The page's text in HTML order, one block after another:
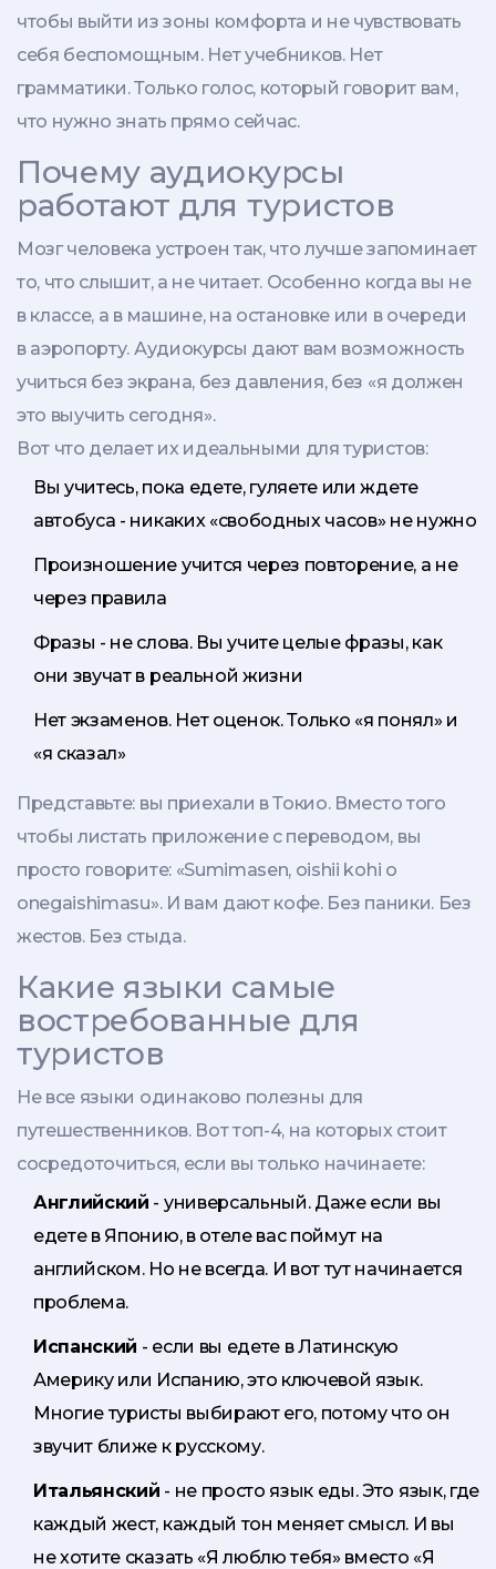
чтобы выйти из зоны комфорта и не чувствовать
себя беспомощным. Нет учебников. Нет
грамматики. Только голос, который говорит вам,
что нужно знать прямо сейчас.
Почему аудиокурсы
работают для туристов
Мозг человека устроен так, что лучше запоминает
то, что слышит, а не читает. Особенно когда вы не
в классе, а в машине, на остановке или в очереди
в аэропорту. Аудиокурсы дают вам возможность
учиться без экрана, без давления, без «я должен
это выучить сегодня».
Вот что делает их идеальными для туристов:
Вы учитесь, пока едете, гуляете или ждете
автобуса - никаких «свободных часов» не нужно
Произношение учится через повторение, а не
через правила
Фразы - не слова. Вы учите целые фразы, как
они звучат в реальной жизни
Нет экзаменов. Нет оценок. Только «я понял» и
«я сказал»
Представьте: вы приехали в Токио. Вместо того
чтобы листать приложение с переводом, вы
просто говорите: «Sumimasen, oishii kohi o
onegaishimasu». И вам дают кофе. Без паники. Без
жестов. Без стыда.
Какие языки самые
востребованные для
туристов
Не все языки одинаково полезны для
путешественников. Вот топ-4, на которых стоит
сосредоточиться, если вы только начинаете:
Английский - универсальный. Даже если вы
едете в Японию, в отеле вас поймут на
английском. Но не всегда. И вот тут начинается
проблема.
Испанский - если вы едете в Латинскую
Америку или Испанию, это ключевой язык.
Многие туристы выбирают его, потому что он
звучит ближе к русскому.
Итальянский - не просто язык еды. Это язык, где
каждый жест, каждый тон меняет смысл. И вы
не хотите сказать «Я люблю тебя» вместо «Я